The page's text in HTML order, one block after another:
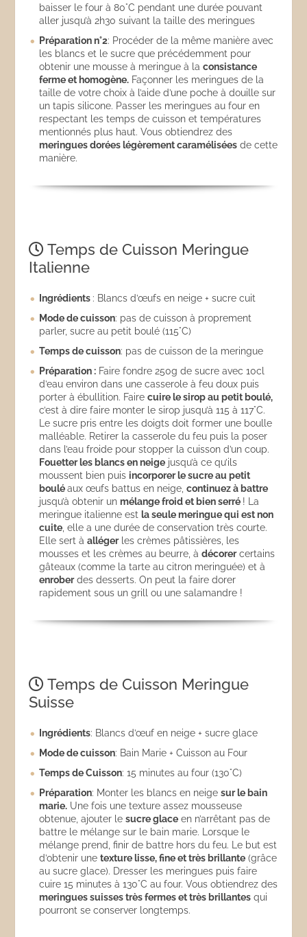
baisser le four à 80°C pendant une durée pouvant
aller jusqu’à 2h30 suivant la taille des meringues
Préparation n°2: Procéder de la même manière avec
les blancs et le sucre que précédemment pour
obtenir une mousse à meringue à laconsistance
ferme et homogène. Façonner les meringues de la
taille de votre choix à l’aide d’une poche à douille sur
un tapis silicone. Passer les meringues au four en
respectant les temps de cuisson et températures
mentionnés plus haut. Vous obtiendrez des
meringues dorées légèrement caramélisées de cette
manière.
Temps de Cuisson Meringue
Italienne
Ingrédients : Blancs d’œufs en neige + sucre cuit
Mode de cuisson: pas de cuisson à proprement
parler, sucre au petit boulé (115°C)
Temps de cuisson: pas de cuisson de la meringue
Préparation : Faire fondre 250g de sucre avec 10cl
d’eau environ dans une casserole à feu doux puis
porter à ébullition. Fairecuire le sirop au petit boulé,
c’est à dire faire monter le sirop jusqu’à 115 à 117°C.
Le sucre pris entre les doigts doit former une boulle
malléable. Retirer la casserole du feu puis la poser
dans l’eau froide pour stopper la cuisson d’un coup.
Fouetter les blancs en neige jusqu’à ce qu’ils
moussent bien puisincorporer le sucre au petit
bouléaux œufs battus en neige,continuez à battre
jusqu’à obtenir unmélange froid et bien serré ! La
meringue italienne est la seule meringue qui est non
cuite , elle a une durée de conservation très courte.
Elle sert àallégerles crèmes pâtissières, les
mousses et les crèmes au beurre, àdécorercertains
gâteaux (comme la tarte au citron meringuée) et à
enroberdes desserts. On peut la faire dorer
rapidement sous un grill ou une salamandre !
Temps de Cuisson Meringue
Suisse
Ingrédients: Blancs d’œuf en neige + sucre glace
Mode de cuisson: Bain Marie + Cuisson au Four
Temps de Cuisson: 15 minutes au four (130°C)
Préparation: Monter les blancs en neigesur le bain
marie. Une fois une texture assez mousseuse
obtenue, ajouter lesucre glace en n’arrêtant pas de
battre le mélange sur le bain marie. Lorsque le
mélange prend, finir de battre hors du feu. Le but est
d’obtenir unetexture lisse, fine et très brillante (grâce
au sucre glace). Dresser les meringues puis faire
cuire 15 minutes à 130°C au four. Vous obtiendrez des
meringues suisses très fermes et très brillantes qui
pourront se conserver longtemps.